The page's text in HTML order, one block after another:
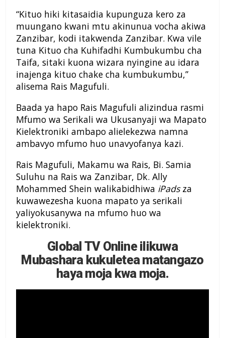
“Kituo hiki kitasaidia kupunguza kero za
muungano kwani mtu akinunua vocha akiwa
Zanzibar, kodi itakwenda Zanzibar. Kwa vile
tuna Kituo cha Kuhifadhi Kumbukumbu cha
Taifa, sitaki kuona wizara nyingine au idara
inajenga kituo chake cha kumbukumbu,”
alisema Rais Magufuli.
Baada ya hapo Rais Magufuli alizindua rasmi
Mfumo wa Serikali wa Ukusanyaji wa Mapato
Kielektroniki ambapo alielekezwa namna
ambavyo mfumo huo unavyofanya kazi.
Rais Magufuli, Makamu wa Rais, Bi. Samia
Suluhu na Rais wa Zanzibar, Dk. Ally
Mohammed Shein walikabidhiwa iPadsza
kuwawezesha kuona mapato ya serikali
yaliyokusanywa na mfumo huo wa
kielektroniki.
Global TV Online ilikuwa
Mubashara kukuletea matangazo
haya moja kwa moja.